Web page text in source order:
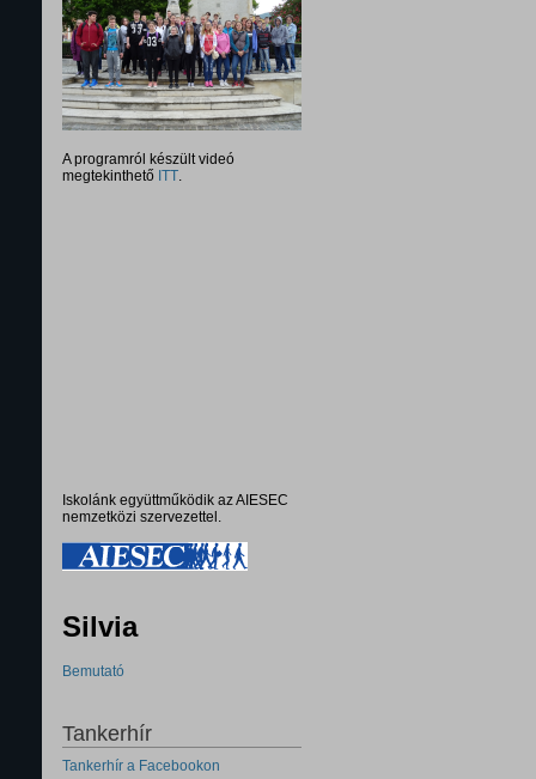
A programról készült videó
megtekinthető ITT.
Iskolánk együttműködik az AIESEC
nemzetközi szervezettel.
Silvia
Bemutató
Tankerhír
Tankerhír a Facebookon